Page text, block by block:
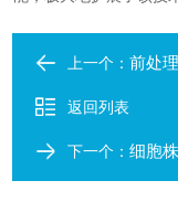
上一个：前处
返回列表
下一个：细胞